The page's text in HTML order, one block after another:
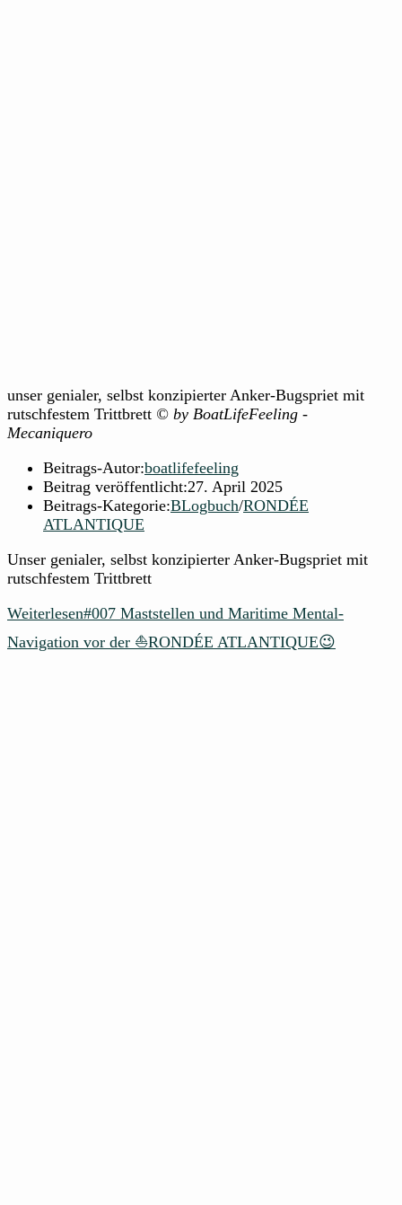
unser genialer, selbst konzipierter Anker-Bugspriet mit
rutschfestem Trittbrett © by BoatLifeFeeling -
Mecaniquero
Beitrags-Autor:boatlifefeeling
Beitrag veröffentlicht:27. April 2025
Beitrags-Kategorie:BLogbuch/RONDÉE
ATLANTIQUE
Unser genialer, selbst konzipierter Anker-Bugspriet mit
rutschfestem Trittbrett
Weiterlesen#007 Maststellen und Maritime Mental-
Navigation vor der ⛵RONDÉE ATLANTIQUE😉